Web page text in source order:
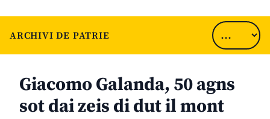
ARCHIVI DE PATRIE
Giacomo Galanda, 50 agns
sot dai zeis di dut il mont